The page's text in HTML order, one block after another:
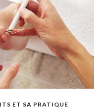
ET SA PRATIQUE